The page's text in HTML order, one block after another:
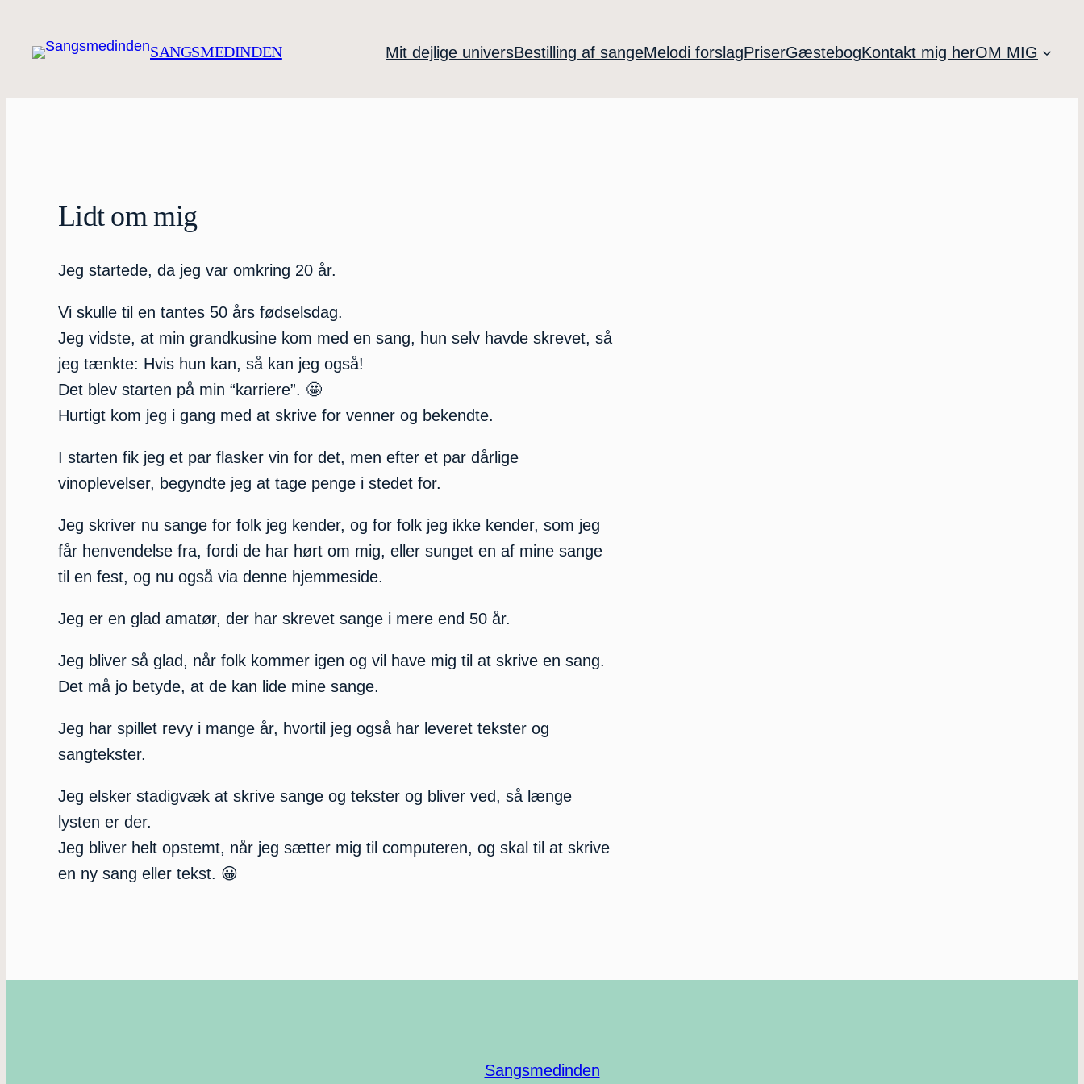
indhold
SANGSMEDINDEN Mit dejlige universBestilling af sangeMelodi forslagPriserGæstebogKontakt mig herOM MIG
Lidt om mig
Jeg startede, da jeg var omkring 20 år.
Vi skulle til en tantes 50 års fødselsdag.
Jeg vidste, at min grandkusine kom med en sang, hun selv havde skrevet, så
jeg tænkte: Hvis hun kan, så kan jeg også!
Det blev starten på min “karriere”. 🤩
Hurtigt kom jeg i gang med at skrive for venner og bekendte.
I starten fik jeg et par flasker vin for det, men efter et par dårlige
vinoplevelser, begyndte jeg at tage penge i stedet for.
Jeg skriver nu sange for folk jeg kender, og for folk jeg ikke kender, som jeg
får henvendelse fra, fordi de har hørt om mig, eller sunget en af mine sange
til en fest, og nu også via denne hjemmeside.
Jeg er en glad amatør, der har skrevet sange i mere end 50 år.
Jeg bliver så glad, når folk kommer igen og vil have mig til at skrive en sang.
Det må jo betyde, at de kan lide mine sange.
Jeg har spillet revy i mange år, hvortil jeg også har leveret tekster og
sangtekster.
Jeg elsker stadigvæk at skrive sange og tekster og bliver ved, så længe
lysten er der.
Jeg bliver helt opstemt, når jeg sætter mig til computeren, og skal til at skrive
en ny sang eller tekst. 😀
Sangsmedinden